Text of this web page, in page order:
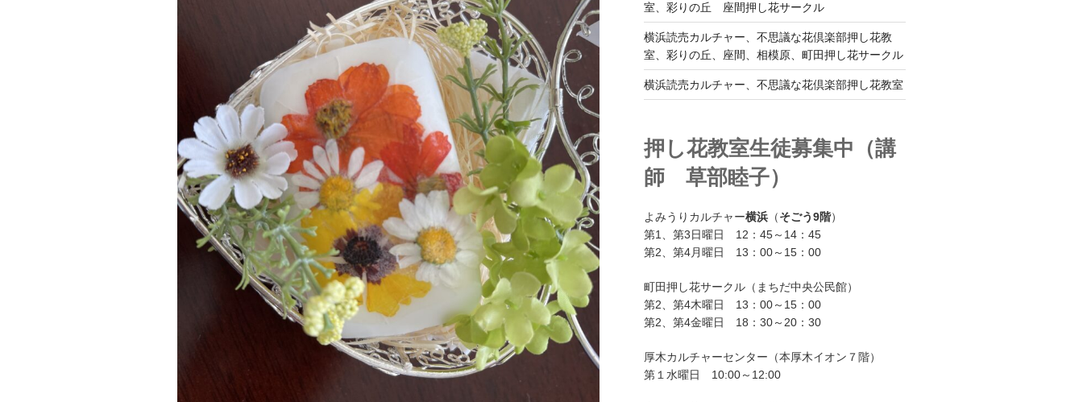
室、彩りの丘 座間押し花サークル
横浜読売カルチャー、不思議な花倶楽部押し花教
室、彩りの丘、座間、相模原、町田押し花サークル
横浜読売カルチャー、不思議な花倶楽部押し花教室
押し花教室生徒募集中（講
師 草部睦子）
よみうりカルチャー横浜（そごう9階）
第1、第3日曜日 12：45～14：45
第2、第4月曜日 13：00～15：00
町田押し花サークル（まちだ中央公民館）
第2、第4木曜日 13：00～15：00
第2、第4金曜日 18：30～20：30
厚木カルチャーセンター（本厚木イオン７階）
第１水曜日 10:00～12:00